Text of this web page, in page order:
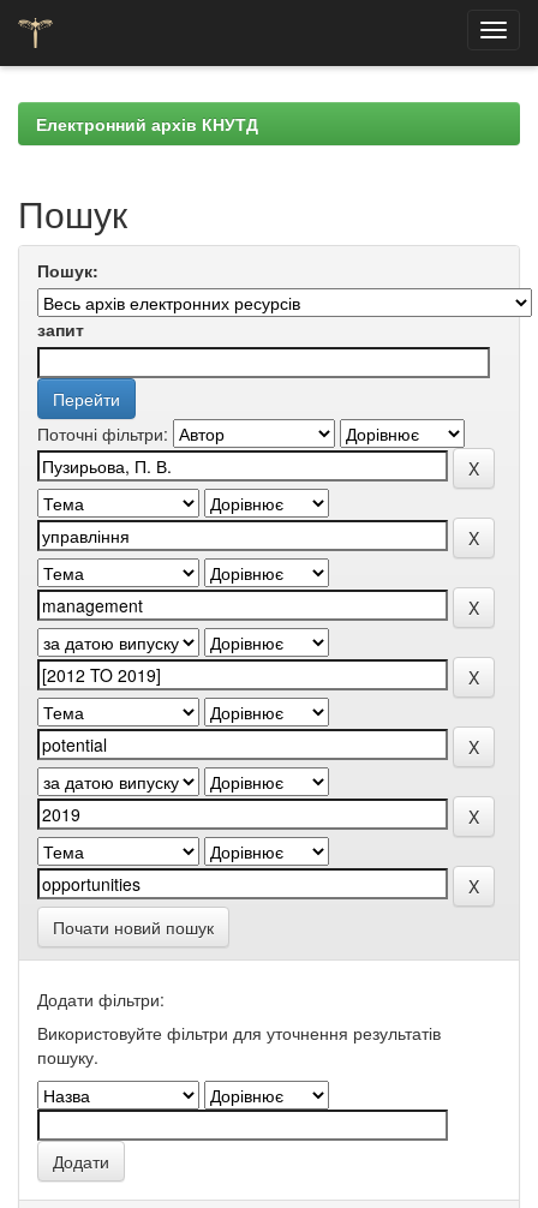
navigationЕлектронний архів КНУТД
Пошук
Пошук:
запит
Поточні фільтри:
Почати новий пошук
Додати фільтри:
Використовуйте фільтри для уточнення результатів
пошуку.